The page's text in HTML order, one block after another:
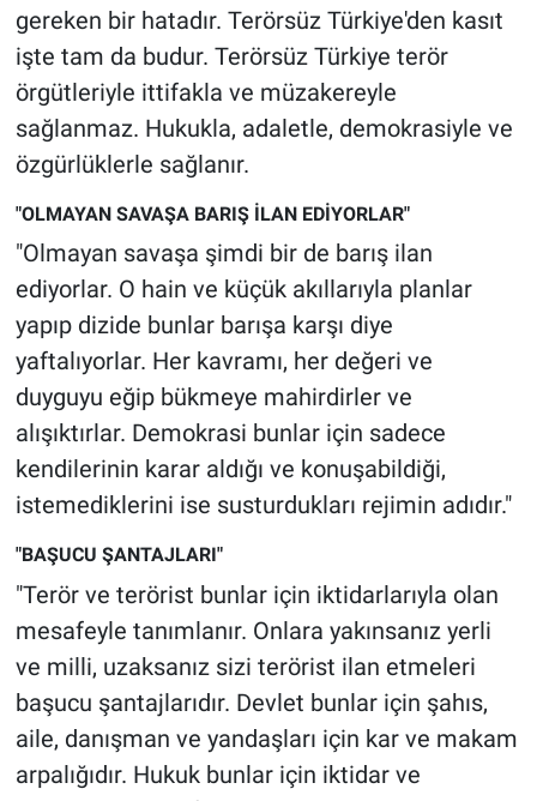
gereken bir hatadır. Terörsüz Türkiye'den kasıt
işte tam da budur. Terörsüz Türkiye terör
örgütleriyle ittifakla ve müzakereyle
sağlanmaz. Hukukla, adaletle, demokrasiyle ve
özgürlüklerle sağlanır.
"OLMAYAN SAVAŞA BARIŞ İLAN EDİYORLAR"
"Olmayan savaşa şimdi bir de barış ilan
ediyorlar. O hain ve küçük akıllarıyla planlar
yapıp dizide bunlar barışa karşı diye
yaftalıyorlar. Her kavramı, her değeri ve
duyguyu eğip bükmeye mahirdirler ve
alışıktırlar. Demokrasi bunlar için sadece
kendilerinin karar aldığı ve konuşabildiği,
istemediklerini ise susturdukları rejimin adıdır."
"BAŞUCU ŞANTAJLARI"
"Terör ve terörist bunlar için iktidarlarıyla olan
mesafeyle tanımlanır. Onlara yakınsanız yerli
ve milli, uzaksanız sizi terörist ilan etmeleri
başucu şantajlarıdır. Devlet bunlar için şahıs,
aile, danışman ve yandaşları için kar ve makam
arpalığıdır. Hukuk bunlar için iktidar ve